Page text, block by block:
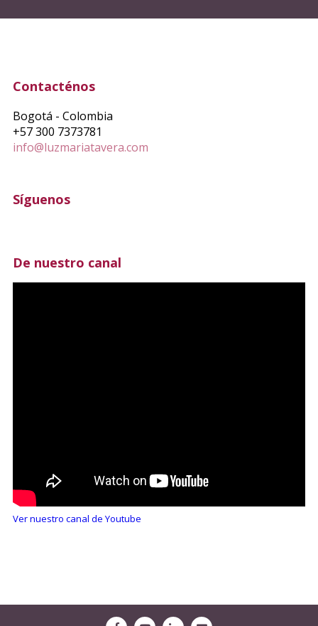
Contacténos
Bogotá - Colombia
+57 300 7373781
info@luzmariatavera.com
Síguenos
De nuestro canal
Ver nuestro canal de Youtube